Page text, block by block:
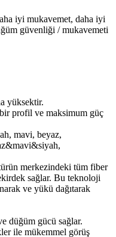
iyi mukavemet, daha iyi
güvenliği / mukavemeti
yüksektir.
profil ve maksimum güç
mavi, beyaz,
merkezindeki tüm fiber
sağlar. Bu teknoloji
ve yükü dağıtarak
düğüm gücü sağlar.
ile mükemmel görüş